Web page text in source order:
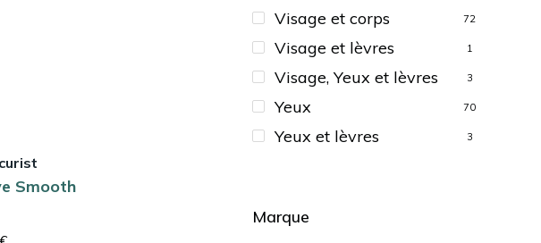
Smooth
Visage et corps 72
Visage et lèvres 1
Visage, Yeux et lèvres 3
Yeux 70
Yeux et lèvres 3
Marque